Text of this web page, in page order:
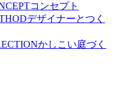
コンセプト
デザイナーとつく
かしこい庭づく